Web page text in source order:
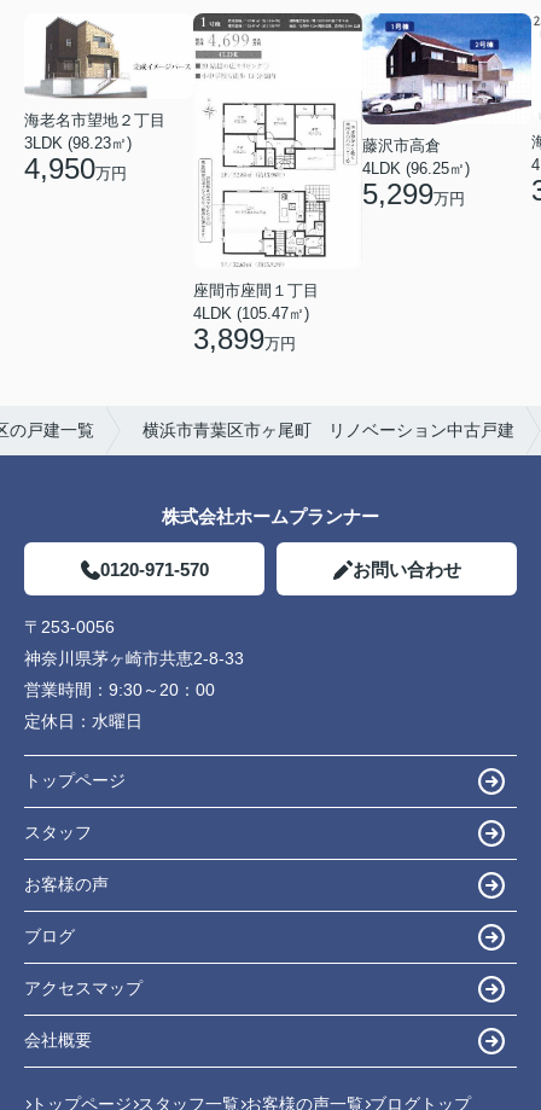
海老名市望地２丁目
3LDK (98.23㎡)
4,950万円
座間市座間１丁目
4LDK (105.47㎡)
3,899万円
藤沢市高倉
4LDK (96.25㎡)
5,299万円
の戸建一覧 横浜市青葉区市ヶ尾町 リノベーション中古戸建
株式会社ホームプランナー
0120-971-570 お問い合わせ
〒253-0056
神奈川県茅ヶ崎市共恵2-8-33
営業時間： 9:30～20：00
定休日： 水曜日
トップページ
スタッフ
お客様の声
ブログ
アクセスマップ
会社概要
トップページ スタッフ一覧 お客様の声一覧 ブログトップ